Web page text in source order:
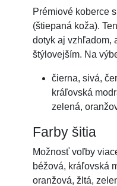
Prémiové koberce
(štiepaná koža).
dotyk aj vzhľadom,
štýlovejším. Na
čierna, sivá,
kráľovská
zelená,
Farby šitia
Možnosť voľby
béžová, kráľovská
oranžová, žltá,